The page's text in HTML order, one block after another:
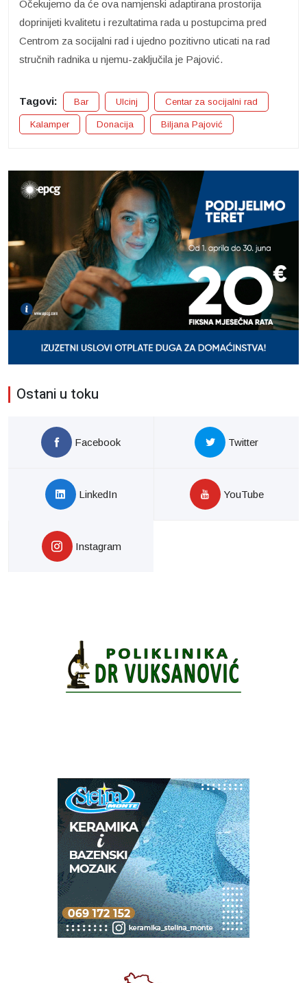
Očekujemo da će ova namjenski adaptirana prostorija
doprinijeti kvalitetu i rezultatima rada u postupcima pred
Centrom za socijalni rad i ujedno pozitivno uticati na rad
stručnih radnika u njemu-zaključila je Pajović.
Tagovi: Bar Ulcinj Centar za socijalni rad
Kalamper Donacija Biljana Pajović
Ostani u toku
Facebook Twitter
LinkedIn YouTube
Instagram